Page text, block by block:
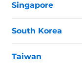
Singapore
South Korea
Taiwan